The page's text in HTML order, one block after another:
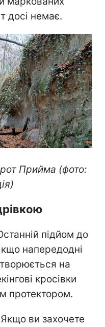
досі немає.
Прийма (фото:
підйом до
напередодні
на
кросівки
протектором.
Якщо ви захочете